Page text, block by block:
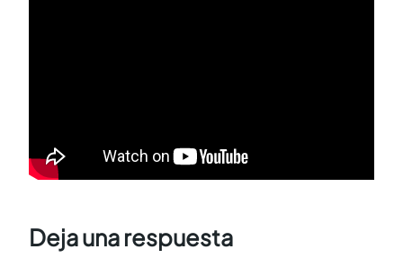
Deja una respuesta